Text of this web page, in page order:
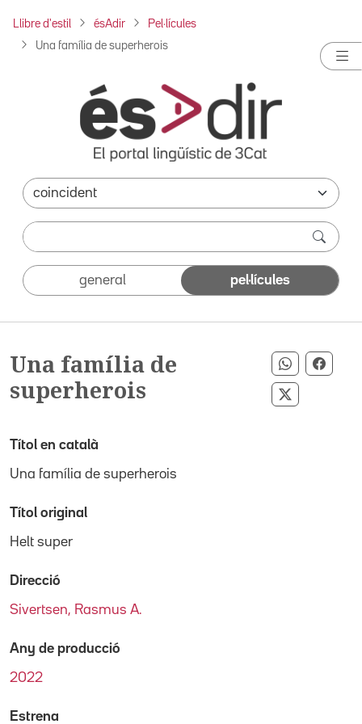
Llibre d'estil ésAdir Pel·lícules
Una família de superherois
general pel·lícules
Una família de
superherois
Compartir
Compartir
Títol en català
Una família de superherois
Títol original
Helt super
Direcció
Sivertsen, Rasmus A.
Any de producció
2022
Estrena